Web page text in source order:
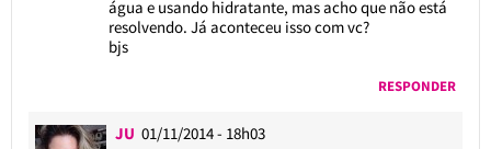
água e usando hidratante, mas acho que não está
resolvendo. Já aconteceu isso com vc?
bjs
RESPONDER
JU 01/11/2014 - 18h03